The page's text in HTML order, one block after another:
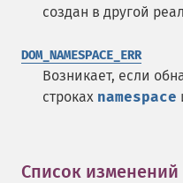
создан в другой
DOM_NAMESPACE_ERR
Возникает, если
строках namespace
Список изменений